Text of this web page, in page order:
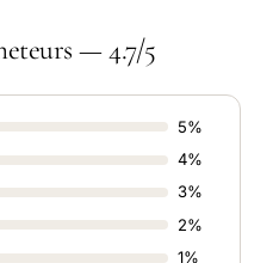
— 4.7/5
5%
4%
3%
2%
1%